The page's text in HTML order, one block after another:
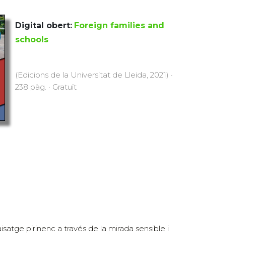
Digital obert: Foreign families and
schools
(Edicions de la Universitat de Lleida, 2021) ·
238 pàg. · Gratuït
pirinenc a través de la mirada sensible i